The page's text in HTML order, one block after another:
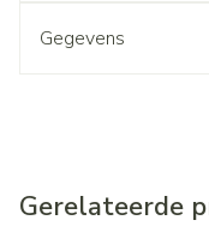
Gegevens
Gerelateerde